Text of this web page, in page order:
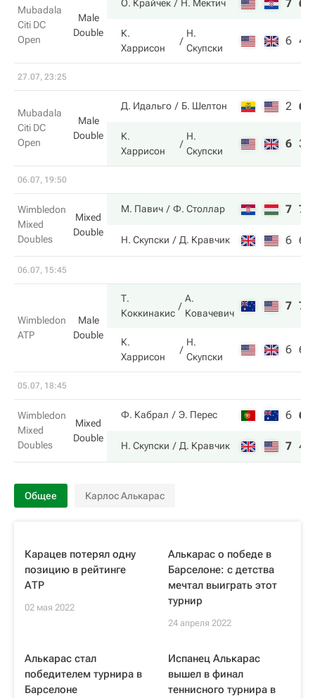
Mubadala
Citi DC
Open
Male
Double
О. Крайчек Н. Мектич 7 6
К.
Харрисон
Н.
Скупски
6 4
27.07, 23:25
Mubadala
Citi DC
Open
Male
Double
Д. Идальго Б. Шелтон 2 6
К.
Харрисон
Н.
Скупски
6 3
06.07, 19:50
Wimbledon
Mixed
Doubles
Mixed
Double
М. Павич Ф. Столлар 7 7
Н. Скупски Д. Кравчик 6 6
06.07, 15:45
Wimbledon
ATP
Male
Double
Т.
Коккинакис
А.
Ковачевич
7 7
К.
Харрисон
Н.
Скупски
6 6
05.07, 18:45
Wimbledon
Mixed
Doubles
Mixed
Double
Ф. Кабрал Э. Перес 6 6
Н. Скупски Д. Кравчик 7 4
Общее Карлос Алькарас
Карацев потерял одну
позицию в рейтинге
АТР
02 мая 2022
Алькарас о победе в
Барселоне: с детства
мечтал выиграть этот
турнир
24 апреля 2022
Алькарас стал
победителем турнира в
Барселоне
Испанец Алькарас
вышел в финал
теннисного турнира в